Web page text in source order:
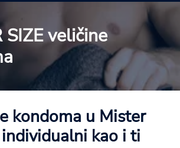
SIZE veličine
kondoma u Mister
kao i ti